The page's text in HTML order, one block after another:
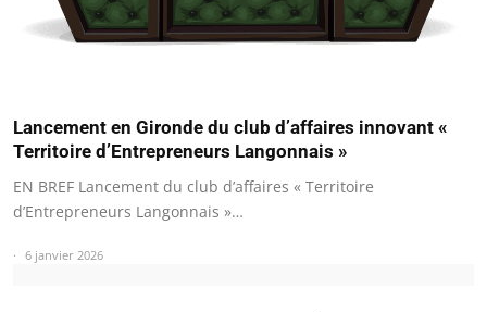
Lancement en Gironde du club d’affaires innovant «
Territoire d’Entrepreneurs Langonnais »
EN BREF Lancement du club d’affaires « Territoire
d’Entrepreneurs Langonnais »…
6 janvier 2026